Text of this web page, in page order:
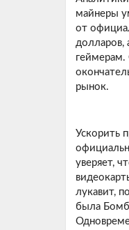
майнеры
от
долларов,
геймерам.
рынок.
Ускорить
уверяет,
лукавит,
была